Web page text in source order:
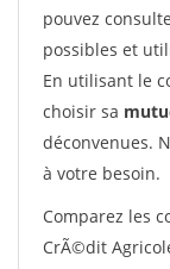
pouvez
possibles et
En utilisant le
choisir sa
déconvenues.
à votre besoin.
Comparez les
CrÃ©dit